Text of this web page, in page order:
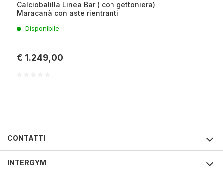
Calciobalilla Linea Bar ( con gettoniera)
Maracanà con aste rientranti
Disponibile
€ 1.249,00
CONTATTI
INTERGYM